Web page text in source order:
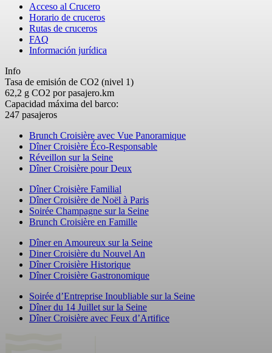
Acceso al Crucero
Horario de cruceros
Rutas de cruceros
FAQ
Información jurídica
Info
Tasa de emisión de CO2 (nivel 1)
62,2 g CO2 por pasajero.km
Capacidad máxima del barco:
247 pasajeros
Brunch Croisière avec Vue Panoramique
Dîner Croisière Éco-Responsable
Réveillon sur la Seine
Dîner Croisière pour Deux
Dîner Croisière Familial
Dîner Croisière de Noël à Paris
Soirée Champagne sur la Seine
Brunch Croisière en Famille
Dîner en Amoureux sur la Seine
Diner Croisière du Nouvel An
Dîner Croisière Historique
Dîner Croisière Gastronomique
Soirée d’Entreprise Inoubliable sur la Seine
Dîner du 14 Juillet sur la Seine
Dîner Croisière avec Feux d’Artifice